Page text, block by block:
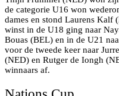
de categorie U16 won
dames en stond Laurens Kalf
winst in de U18 ging naar
Bouas (BEL) en in de U21
voor de tweede keer naar
(NED) en Rutger de Iongh
winnaars af.